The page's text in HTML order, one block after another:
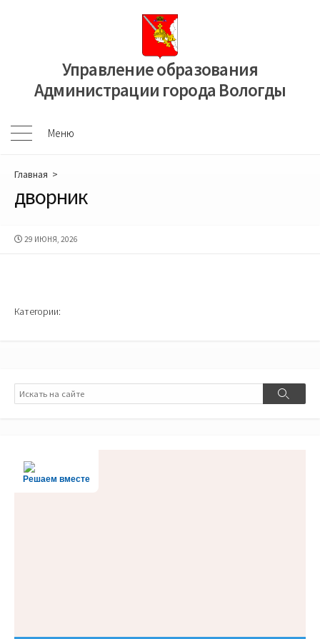
Управление образования
Администрации города Вологды
Меню
Меню
Главная >
дворник
ДАТА
29 ИЮНЯ, 2026
Категории:
Поиск
Поиск
Решаем вместе